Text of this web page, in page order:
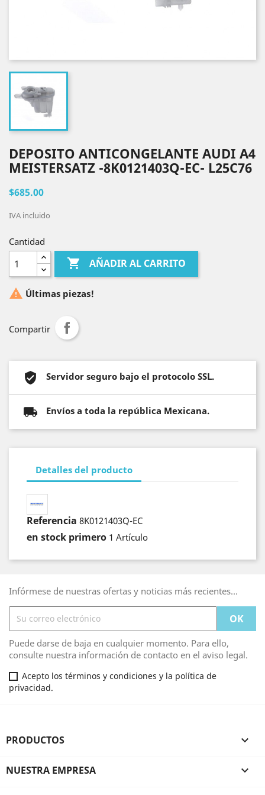
DEPOSITO ANTICONGELANTE AUDI A4
MEISTERSATZ -8K0121403Q-EC- L25C76
$685.00
IVA incluido
Cantidad
 AÑADIR AL CARRITO
 Últimas piezas!
Compartir
Servidor seguro bajo el protocolo SSL.
Envíos a toda la república Mexicana.
Detalles del producto
Referencia 8K0121403Q-EC
en stock primero 1 Artículo
Infórmese de nuestras ofertas y noticias más recientes...
Puede darse de baja en cualquier momento. Para ello,
consulte nuestra información de contacto en el aviso legal.
Acepto los términos y condiciones y la política de
privacidad.
PRODUCTOS 
NUESTRA EMPRESA 